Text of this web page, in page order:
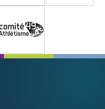
VOIR TOUS LES PARTENAIRES